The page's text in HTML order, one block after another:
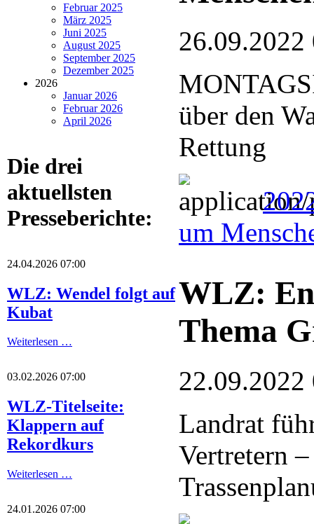
Februar 2025
März 2025
Juni 2025
August 2025
September 2025
Dezember 2025
2026
Januar 2026
Februar 2026
April 2026
Die drei
aktuellsten
Presseberichte:
24.04.2026 07:00
WLZ: Wendel folgt auf
Kubat
Weiterlesen …
03.02.2026 07:00
WLZ-Titelseite:
Klappern auf
Rekordkurs
Weiterlesen …
24.01.2026 07:00
26.09.2022
über den
Rettung
um
WLZ:
Thema
22.09.2022
Landrat
Vertretern